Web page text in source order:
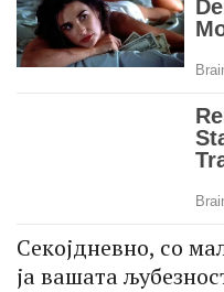
Секојдневно, со
ја вашата